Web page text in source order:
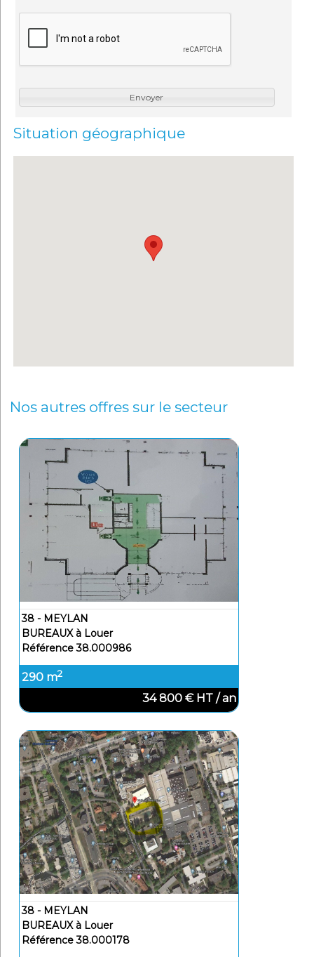
Envoyer
Situation géographique
Nos autres offres sur le secteur
38 - MEYLAN
BUREAUX à Louer
Référence 38.000986
290 m2
34 800 € HT / an
38 - MEYLAN
BUREAUX à Louer
Référence 38.000178